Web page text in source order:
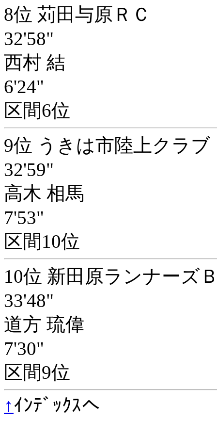
8位 苅田与原ＲＣ
32'58"
西村 結
6'24"
区間6位
9位 うきは市陸上クラブ
32'59"
高木 相馬
7'53"
区間10位
10位 新田原ランナーズ
33'48"
道方 琉偉
7'30"
区間9位
↑ｲﾝﾃﾞｯｸｽへ